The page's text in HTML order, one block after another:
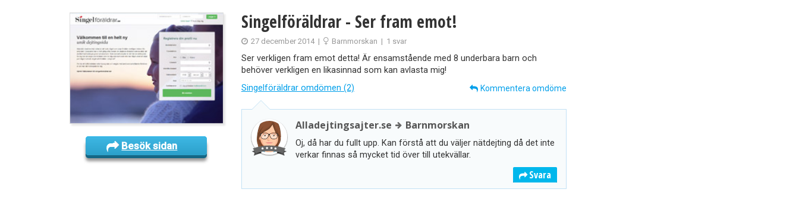
Besök sidan
Singelföräldrar - Ser fram emot!
27 december 2014 | Barnmorskan | 1 svar
Ser verkligen fram emot detta! Är ensamstående med 8 underbara barn och
behöver verkligen en likasinnad som kan avlasta mig!
Singelföräldrar omdömen (2)
Kommentera omdöme
Alladejtingsajter.se Barnmorskan
Oj, då har du fullt upp. Kan förstå att du väljer nätdejting då det inte
verkar finnas så mycket tid över till utekvällar.
Svara